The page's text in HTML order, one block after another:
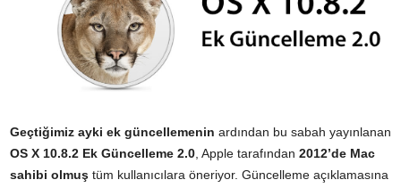
Geçtiğimiz ayki ek güncellemenin ardından bu sabah yayınlanan
OS X 10.8.2 Ek Güncelleme 2.0, Apple tarafından 2012’de Mac
sahibi olmuş tüm kullanıcılara öneriyor. Güncelleme açıklamasına